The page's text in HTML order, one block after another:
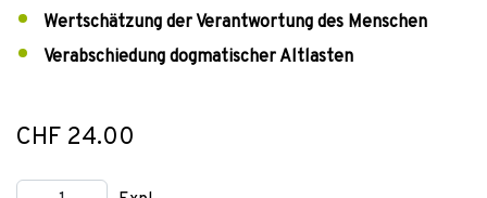
Wertschätzung der Verantwortung des Menschen
Verabschiedung dogmatischer Altlasten
CHF 24.00